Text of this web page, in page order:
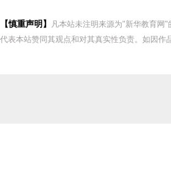
【慎重声明】
凡本站未注明来源为"新华教育网
代表本站赞同其观点和对其真实性负责。如因